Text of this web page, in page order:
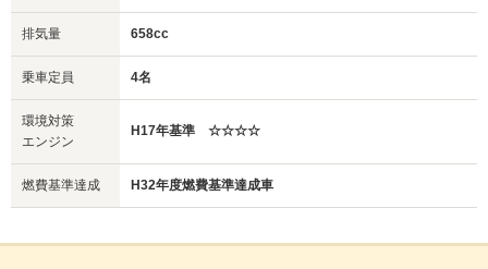
排気量 658cc
乗車定員 4名
環境対策
エンジン
H17年基準 ☆☆☆☆
燃費基準達成 H32年度燃費基準達成車